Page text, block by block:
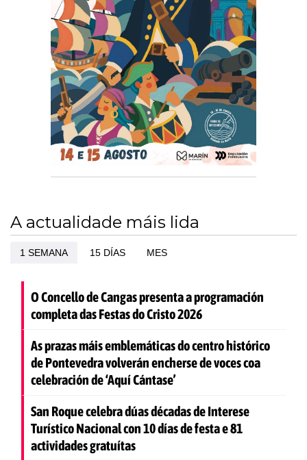
A actualidade máis lida
1 SEMANA 15 DÍAS MES
O Concello de Cangas presenta a programación
completa das Festas do Cristo 2026
As prazas máis emblemáticas do centro histórico
de Pontevedra volverán encherse de voces coa
celebración de ‘Aquí Cántase’
San Roque celebra dúas décadas de Interese
Turístico Nacional con 10 días de festa e 81
actividades gratuítas